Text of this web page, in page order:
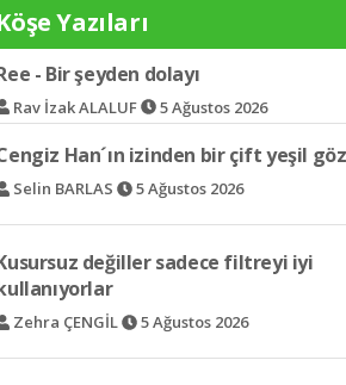
Yazıları
Han´ın izinden bir çift yeşil göze
Selin BARLAS 5 Ağustos 2026
değiller sadece filtreyi iyi
gözleri